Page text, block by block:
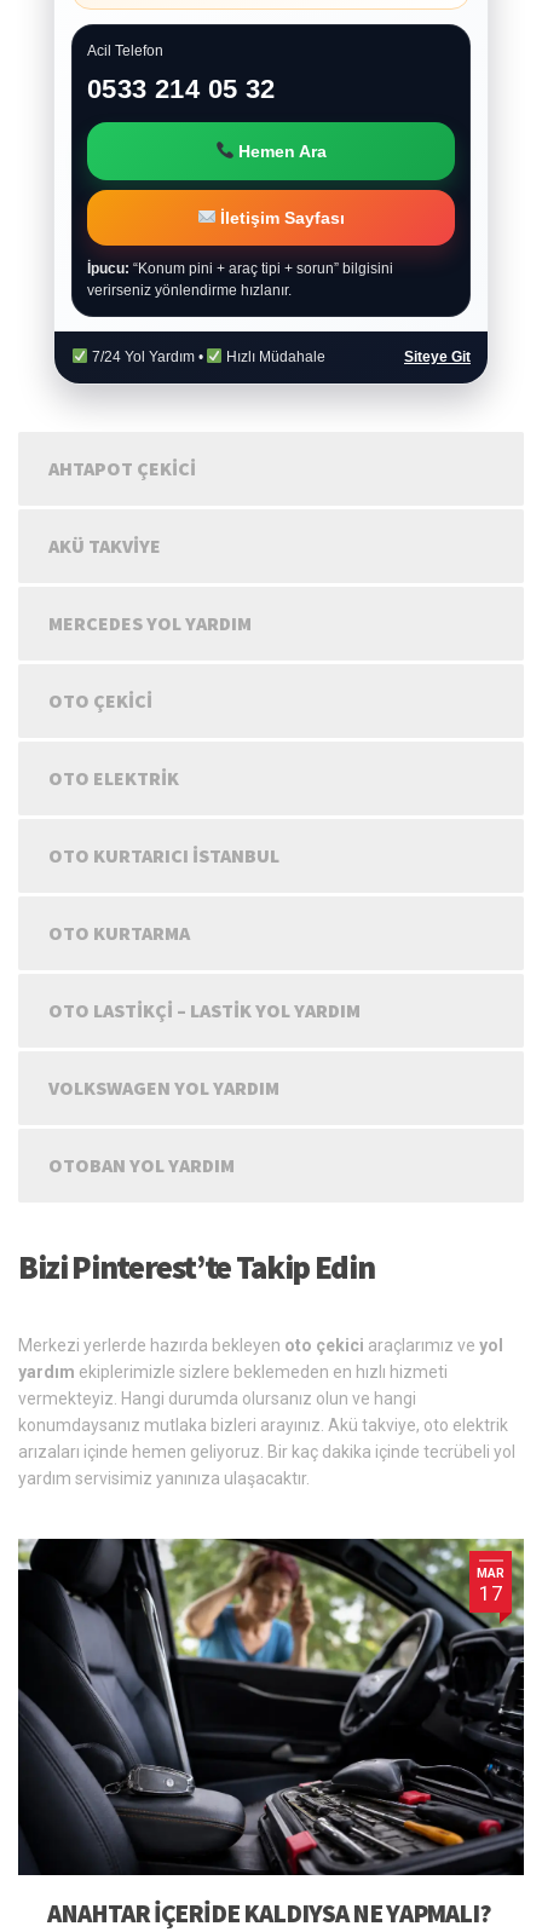
Acil Telefon
0533 214 05 32
Hemen Ara
İletişim Sayfası
İpucu: “Konum pini + araç tipi + sorun” bilgisini
verirseniz yönlendirme hızlanır.
7/24 Yol Yardım • Hızlı Müdahale Siteye Git
AHTAPOT ÇEKICI
AKÜ TAKVIYE
MERCEDES YOL YARDIM
OTO ÇEKICI
OTO ELEKTRIK
OTO KURTARICI İSTANBUL
OTO KURTARMA
OTO LASTIKÇI – LASTIK YOL YARDIM
VOLKSWAGEN YOL YARDIM
OTOBAN YOL YARDIM
Bizi Pinterest’te Takip Edin
Merkezi yerlerde hazırda bekleyen oto çekici araçlarımız ve yol
yardım ekiplerimizle sizlere beklemeden en hızlı hizmeti
vermekteyiz. Hangi durumda olursanız olun ve hangi
konumdaysanız mutlaka bizleri arayınız. Akü takviye, oto elektrik
arızaları içinde hemen geliyoruz. Bir kaç dakika içinde tecrübeli yol
yardım servisimiz yanınıza ulaşacaktır.
MAR
17
ANAHTAR IÇERIDE KALDIYSA NE YAPMALI?